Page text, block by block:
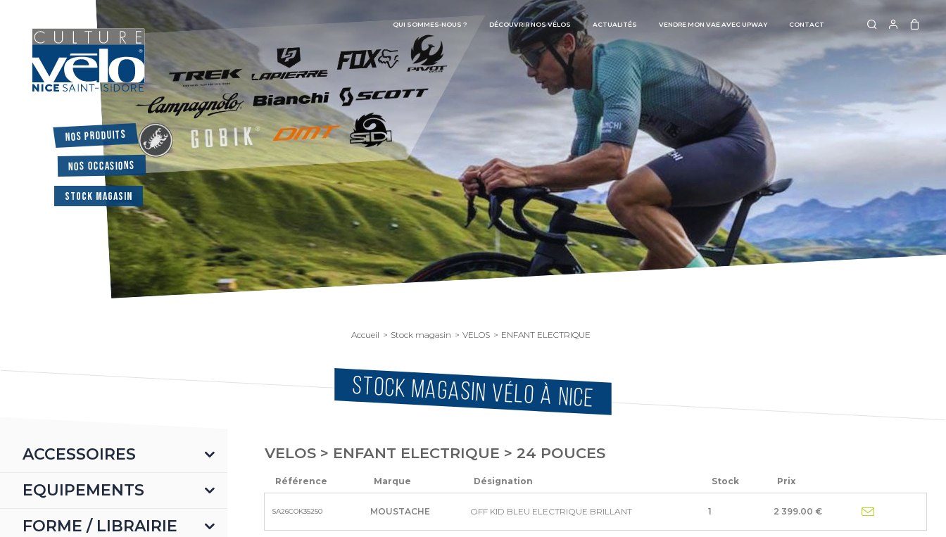
QUI SOMMES-NOUS ? DÉCOUVRIR NOS VÉLOS ACTUALITÉS VENDRE MON VAE AVEC UPWAY CONTACT
Nos produits
Nos occasions
Stock magasin
Accueil Stock magasin VELOS ENFANT ELECTRIQUE
STOCK MAGASIN VÉLO À NICE
VELOS > ENFANT ELECTRIQUE > 24 POUCES
Référence Marque Désignation Stock Prix
SA26COK35250 MOUSTACHE OFF KID BLEU ELECTRIQUE BRILLANT 1 2 399.00 €
ACCESSOIRES
EQUIPEMENTS
FORME / LIBRAIRIE